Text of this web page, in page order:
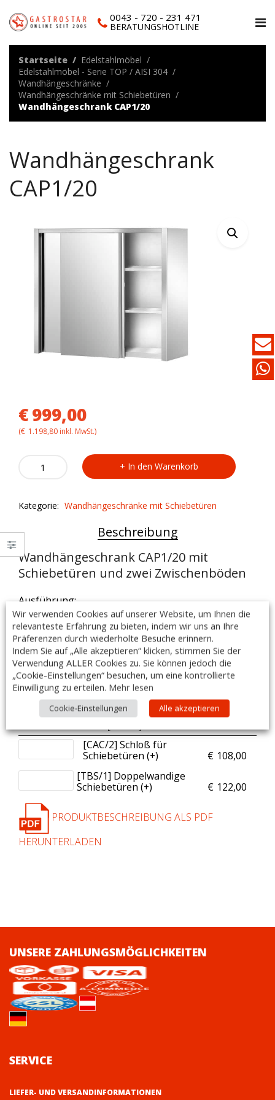
0043 - 720 - 231 471
BERATUNGSHOTLINE
Startseite
Edelstahlmöbel
Edelstahlmöbel - Serie TOP / AISI 304
Wandhängeschränke
Wandhängeschränke mit Schiebetüren
Wandhängeschrank CAP1/20
Wandhängeschrank
CAP1/20
€999,00
(€ 1.198,80 inkl. MwSt.)
Wandhängeschrank
CAP1/20
In den Warenkorb
Kategorie: Wandhängeschränke mit Schiebetüren
Beschreibung
Wandhängeschrank CAP1/20 mit
Schiebetüren und zwei Zwischenböden
Ausführung:
– gefertigt aus Edelstahl AISI 304 18/10
– geschliffen, Scotch Brite.
– inklusive Wandhalterung
– Maße: 2000x400x900m
– Made in Italy
DIESER ARTIKEL IST AUCH MIT SONDERMAßEN LIEFERBAR!
Zubehör:
[CAC/2] Schloß für
Schiebetüren (+
€ 108,00
)
[TBS/1] Doppelwandige
Schiebetüren (+
€ 122,00
)
PRODUKTBESCHREIBUNG ALS PDF
HERUNTERLADEN
UNSERE ZAHLUNGSMÖGLICHKEITEN
SERVICE
LIEFER- UND VERSANDINFORMATIONEN
Wir verwenden Cookies auf unserer Website, um Ihnen die
relevanteste Erfahrung zu bieten, indem wir uns an Ihre
Präferenzen durch wiederholte Besuche erinnern.
Indem Sie auf „Alle akzeptieren“ klicken, stimmen Sie der
Verwendung ALLER Cookies zu. Sie können jedoch die
„Cookie-Einstellungen“ besuchen, um eine kontrollierte
Einwilligung zu erteilen. Mehr lesen
Cookie-Einstellungen Alle akzeptieren